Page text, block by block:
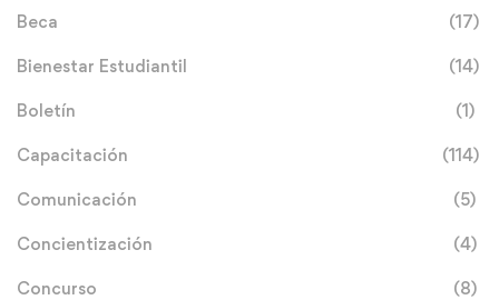
Beca (17)
Bienestar Estudiantil (14)
Boletín (1)
Capacitación (114)
Comunicación (5)
Concientización (4)
Concurso (8)